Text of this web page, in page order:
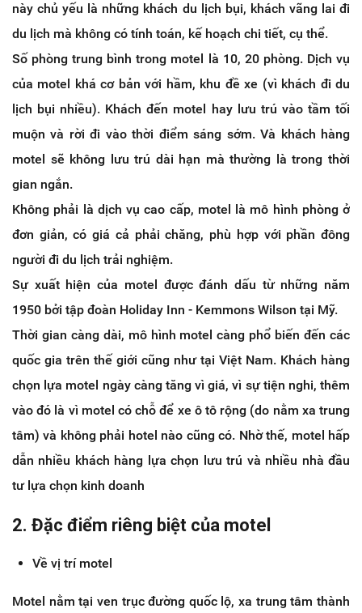
này chủ yếu là những khách du lịch bụi, khách vãng lai đi
du lịch mà không có tính toán, kế hoạch chi tiết, cụ thể.
Số phòng trung bình trong motel là 10, 20 phòng. Dịch vụ
của motel khá cơ bản với hầm, khu đề xe (vì khách đi du
lịch bụi nhiều). Khách đến motel hay lưu trú vào tầm tối
muộn và rời đi vào thời điểm sáng sớm. Và khách hàng
motel sẽ không lưu trú dài hạn mà thường là trong thời
gian ngắn.
Không phải là dịch vụ cao cấp, motel là mô hình phòng ở
đơn giản, có giá cả phải chăng, phù hợp với phần đông
người đi du lịch trải nghiệm.
Sự xuất hiện của motel được đánh dấu từ những năm
1950 bởi tập đoàn Holiday Inn - Kemmons Wilson tại Mỹ.
Thời gian càng dài, mô hình motel càng phổ biến đến các
quốc gia trên thế giới cũng như tại Việt Nam. Khách hàng
chọn lựa motel ngày càng tăng vì giá, vì sự tiện nghi, thêm
vào đó là vì motel có chỗ để xe ô tô rộng (do nằm xa trung
tâm) và không phải hotel nào cũng có. Nhờ thế, motel hấp
dẫn nhiều khách hàng lựa chọn lưu trú và nhiều nhà đầu
tư lựa chọn kinh doanh
2. Đặc điểm riêng biệt của motel
Về vị trí motel
Motel nằm tại ven trục đường quốc lộ, xa trung tâm thành